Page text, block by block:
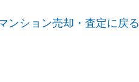
ンション売却・査定に戻る